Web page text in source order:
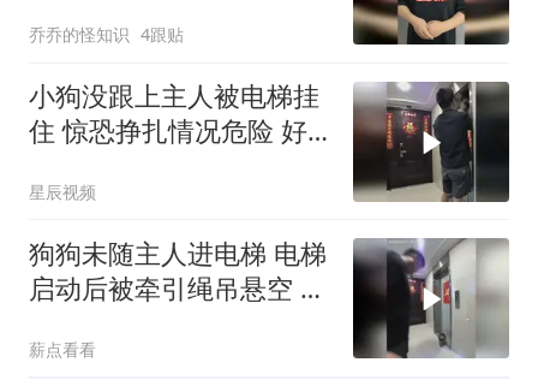
乔乔的怪知识 4跟贴
小狗没跟上主人被电梯挂
住 惊恐挣扎情况危险 好
星辰视频
狗狗未随主人进电梯 电梯
启动后被牵引绳吊悬空 楼
薪点看看